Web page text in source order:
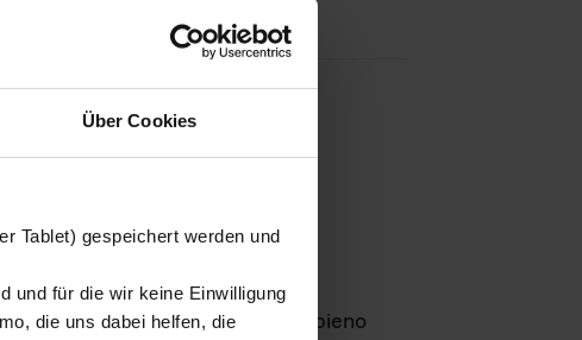
Über Cookies
Tablet) gespeichert werden und
und für die wir keine Einwilligung
die uns dabei helfen, die
LebenGmbH e rimangono in pieno